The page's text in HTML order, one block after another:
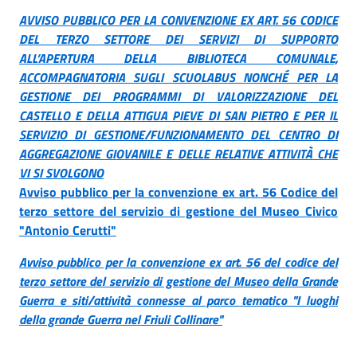
AVVISO PUBBLICO PER LA CONVENZIONE EX ART. 56 CODICE
DEL TERZO SETTORE DEI SERVIZI DI SUPPORTO
ALL’APERTURA DELLA BIBLIOTECA COMUNALE,
ACCOMPAGNATORIA SUGLI SCUOLABUS NONCHÉ PER LA
GESTIONE DEI PROGRAMMI DI VALORIZZAZIONE DEL
CASTELLO E DELLA ATTIGUA PIEVE DI SAN PIETRO E PER IL
SERVIZIO DI GESTIONE/FUNZIONAMENTO DEL CENTRO DI
AGGREGAZIONE GIOVANILE E DELLE RELATIVE ATTIVITÀ CHE
VI SI SVOLGONO
Avviso pubblico per la convenzione ex art. 56 Codice del
terzo settore del servizio di gestione del Museo Civico
"Antonio Cerutti"
Avviso pubblico per la convenzione ex art. 56 del codice del
terzo settore del servizio di gestione del Museo della Grande
Guerra e siti/attività connesse al parco tematico "I luoghi
della grande Guerra nel Friuli Collinare"